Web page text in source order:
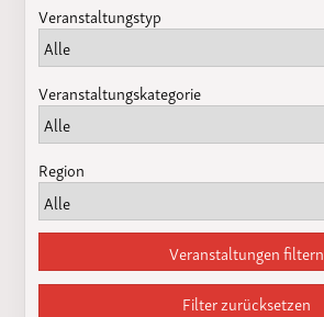
Veranstaltungstyp
Veranstaltungskategorie
Region
Veranstaltungen filtern
Filter zurücksetzen